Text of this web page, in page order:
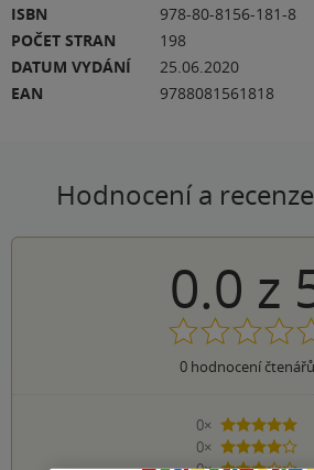
ISBN
978-80-8156-181-8
POČET STRAN
198
DATUM VYDÁNÍ
25.06.2020
EAN
9788081561818
Hodnocení a
0.0 z
0hodnocení čtenářů
0×
5
0×
4